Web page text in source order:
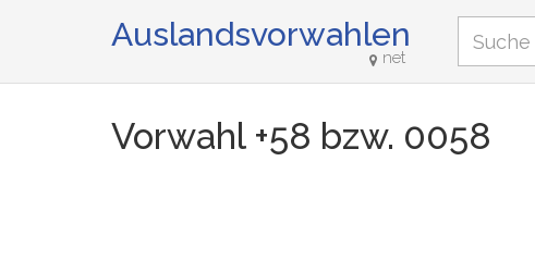
Auslandsvorwahlen
net
Vorwahl +58 bzw. 0058